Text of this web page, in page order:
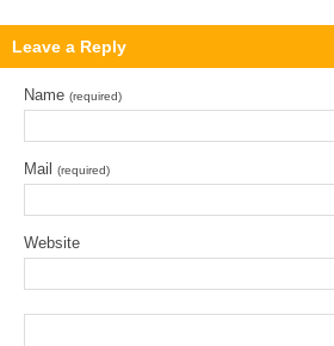
Leave a Reply
Name (required)
Mail (required)
Website